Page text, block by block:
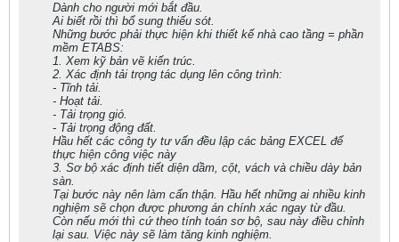
Dành cho người mới bắt đầu.
Ai biết rồi thì bổ sung thiếu sót.
Những bước phải thực hiện khi thiết kế nhà cao tầng = phần
mềm ETABS:
1. Xem kỹ bản vẽ kiến trúc.
2. Xác định tải trọng tác dụng lên công trình:
- Tĩnh tải.
- Hoạt tải.
- Tải trọng gió.
- Tải trọng động đất.
Hầu hết các công ty tư vấn đều lập các bảng EXCEL để
thực hiện công việc này
3. Sơ bộ xác định tiết diện dầm, cột, vách và chiều dày bản
sàn.
Tại bước này nên làm cẩn thận. Hầu hết những ai nhiều kinh
nghiệm sẽ chọn được phương án chính xác ngay từ đầu.
Còn nếu mới thì cứ theo tính toán sơ bộ, sau này điều chỉnh
lại sau. Việc này sẽ làm tăng kinh nghiệm.